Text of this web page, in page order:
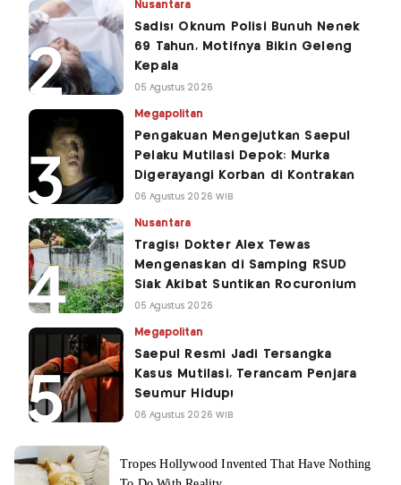
Nusantara
Sadis! Oknum Polisi Bunuh Nenek
69 Tahun, Motifnya Bikin Geleng
Kepala
05 Agustus 2026
Megapolitan
Pengakuan Mengejutkan Saepul
Pelaku Mutilasi Depok: Murka
Digerayangi Korban di Kontrakan
06 Agustus 2026 WIB
Nusantara
Tragis! Dokter Alex Tewas
Mengenaskan di Samping RSUD
Siak Akibat Suntikan Rocuronium
05 Agustus 2026
Megapolitan
Saepul Resmi Jadi Tersangka
Kasus Mutilasi, Terancam Penjara
Seumur Hidup!
06 Agustus 2026 WIB